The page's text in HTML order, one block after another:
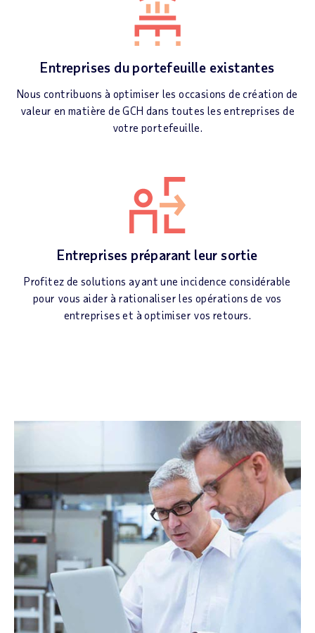
Entreprises du portefeuille existantes
Nous contribuons à optimiser les occasions de création de
valeur en matière de GCH dans toutes les entreprises de
votre portefeuille.
Entreprises préparant leur sortie
Profitez de solutions ayant une incidence considérable
pour vous aider à rationaliser les opérations de vos
entreprises et à optimiser vos retours.